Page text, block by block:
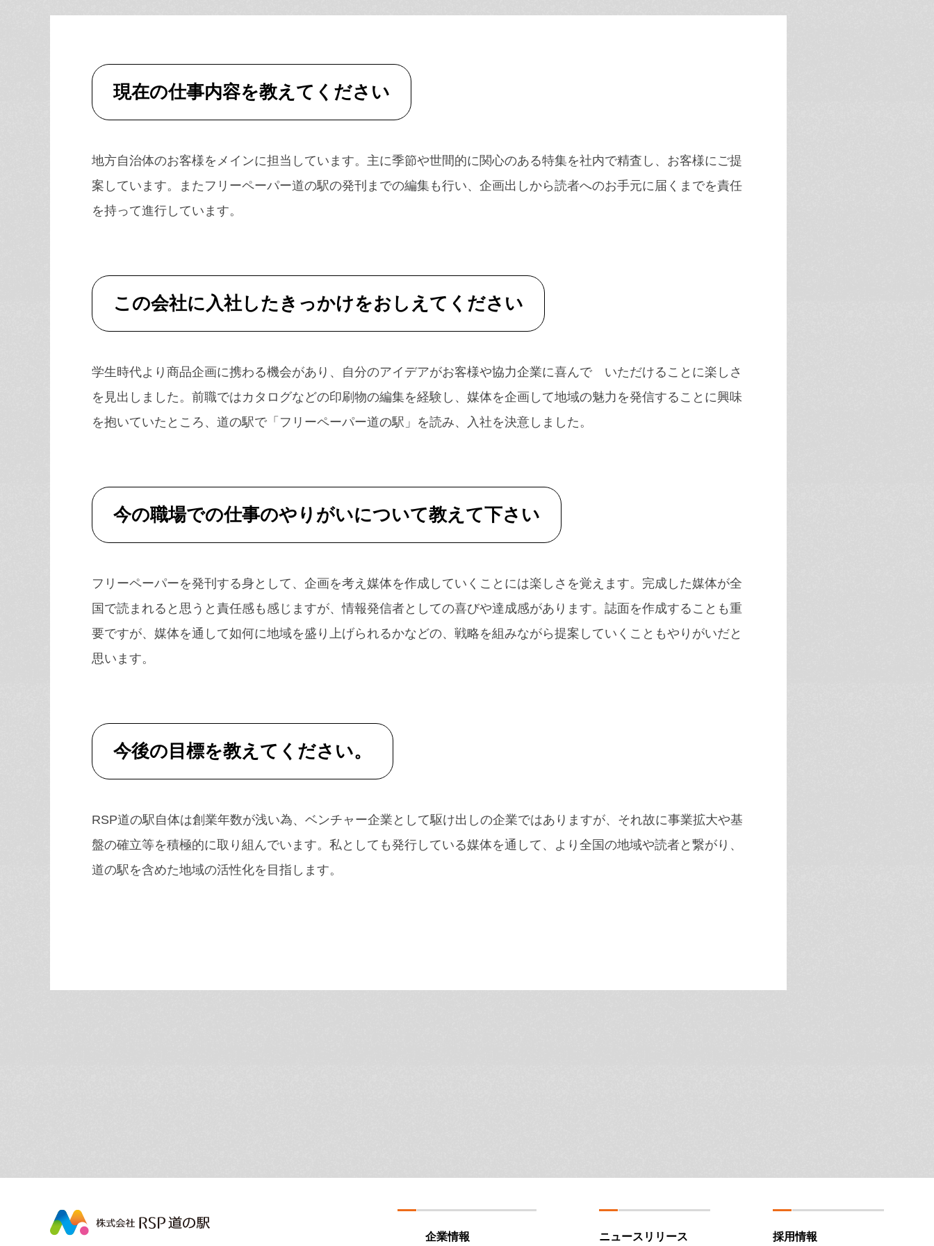
現在の仕事内容を教えてください
地方自治体のお客様をメインに担当しています。主に季節や世間的に関心のある特集を社内で精査し、お客様にご提
案しています。またフリーペーパー道の駅の発刊までの編集も行い、企画出しから読者へのお手元に届くまでを責任
を持って進行しています。
この会社に入社したきっかけをおしえてください
学生時代より商品企画に携わる機会があり、自分のアイデアがお客様や協力企業に喜んで いただけることに楽しさ
を見出しました。前職ではカタログなどの印刷物の編集を経験し、媒体を企画して地域の魅力を発信することに興味
を抱いていたところ、道の駅で「フリーペーパー道の駅」を読み、入社を決意しました。
今の職場での仕事のやりがいについて教えて下さい
フリーペーパーを発刊する身として、企画を考え媒体を作成していくことには楽しさを覚えます。完成した媒体が全
国で読まれると思うと責任感も感じますが、情報発信者としての喜びや達成感があります。誌面を作成することも重
要ですが、媒体を通して如何に地域を盛り上げられるかなどの、戦略を組みながら提案していくこともやりがいだと
思います。
今後の目標を教えてください。
RSP道の駅自体は創業年数が浅い為、ベンチャー企業として駆け出しの企業ではありますが、それ故に事業拡大や基
盤の確立等を積極的に取り組んでいます。私としても発行している媒体を通して、より全国の地域や読者と繋がり、
道の駅を含めた地域の活性化を目指します。
株
式
企業情報 ニュースリリース 採用情報